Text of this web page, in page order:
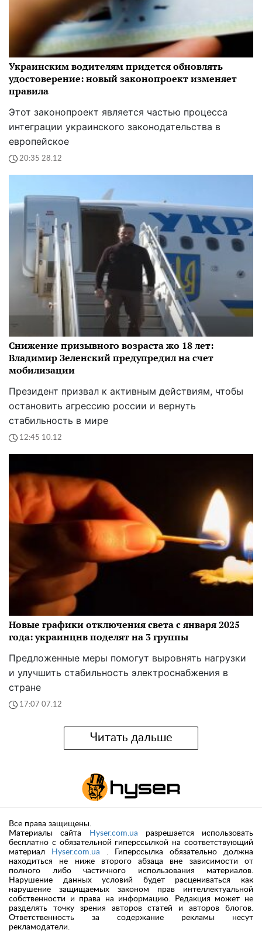
Украинским водителям придется обновлять
удостоверение: новый законопроект изменяет
правила
Этот законопроект является частью процесса
интеграции украинского законодательства в
европейское
20:35 28.12
Снижение призывного возраста жо 18 лет:
Владимир Зеленский предупредил на счет
мобилизации
Президент призвал к активным действиям, чтобы
остановить агрессию россии и вернуть
стабильность в мире
12:45 10.12
Новые графики отключения света с января 2025
года: украинцнв поделят на 3 группы
Предложенные меры помогут выровнять нагрузки
и улучшить стабильность электроснабжения в
стране
17:07 07.12
Читать дальше
Все права защищены.
Материалы сайта
Hyser.com.ua разрешается использовать
бесплатно с обязательной гиперссылкой на соответствующий
материал
Hyser.com.ua . Гиперссылка обязательно должна
находиться не ниже второго абзаца вне зависимости от
полного либо частичного использования материалов.
Нарушение данных условий будет расцениваться как
нарушение защищаемых законом прав интеллектуальной
собственности и права на информацию. Редакция может не
разделять точку зрения авторов статей и авторов блогов.
Ответственность за содержание рекламы несут
рекламодатели.